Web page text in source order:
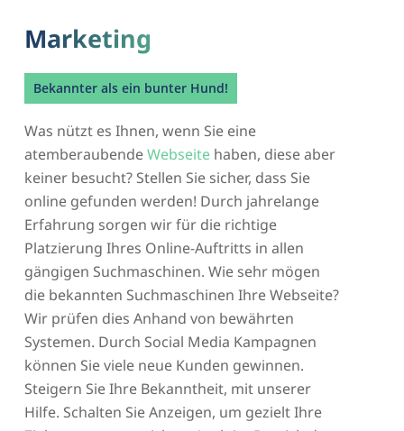
Marketing
Bekannter als ein bunter Hund!
Was nützt es Ihnen, wenn Sie eine
atemberaubendeWebseitehaben, diese aber
keiner besucht? Stellen Sie sicher, dass Sie
online gefunden werden! Durch jahrelange
Erfahrung sorgen wir für die richtige
Platzierung Ihres Online-Auftritts in allen
gängigen Suchmaschinen. Wie sehr mögen
die bekannten Suchmaschinen Ihre Webseite?
Wir prüfen dies Anhand von bewährten
Systemen. Durch Social Media Kampagnen
können Sie viele neue Kunden gewinnen.
Steigern Sie Ihre Bekanntheit, mit unserer
Hilfe. Schalten Sie Anzeigen, um gezielt Ihre